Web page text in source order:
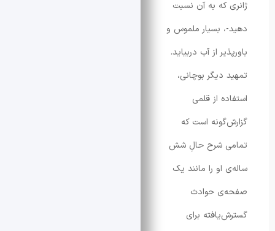
که به آن نسبت
بسیار ملموس و
از آب دربیاید.
بوچانی،
از قلمی
است که
شرح حالِ شش
را مانند یک
حوادث
برای